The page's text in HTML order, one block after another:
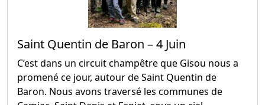
Saint Quentin de Baron – 4 Juin
C’est dans un circuit champêtre que Gisou nous a
promené ce jour, autour de Saint Quentin de
Baron. Nous avons traversé les communes de